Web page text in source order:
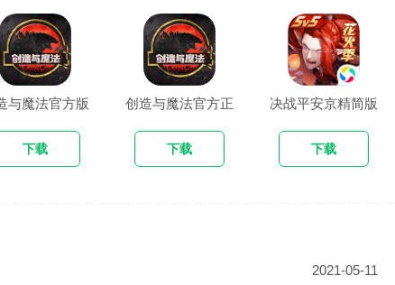
与魔法官方版
下载
创造与魔法官方正
版
下载
决战平安京精简版
下载
2021-05-11